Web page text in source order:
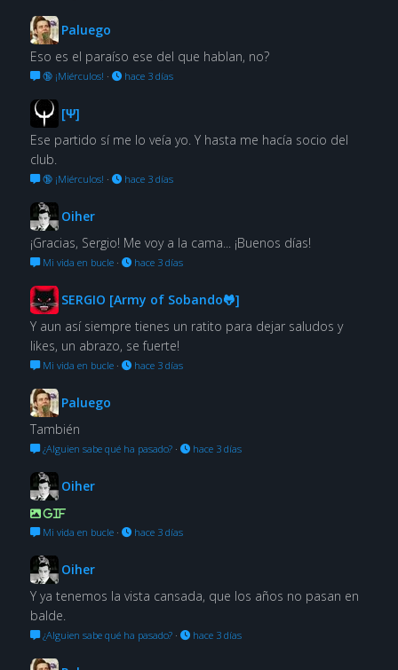
Paluego
Eso es el paraíso ese del que hablan, no?
🔞 ¡Miérculos! · hace 3 días
[Ψ]
Ese partido sí me lo veía yo. Y hasta me hacía socio del
club.
🔞 ¡Miérculos! · hace 3 días
Oiher
¡Gracias, Sergio! Me voy a la cama... ¡Buenos días!
Mi vida en bucle· hace 3 días
SERGIO [Army of Sobando🐸]
Y aun así siempre tienes un ratito para dejar saludos y
likes, un abrazo, se fuerte!
Mi vida en bucle· hace 3 días
Paluego
También
¿Alguien sabe qué ha pasado?· hace 3 días
Oiher
GIF
Mi vida en bucle· hace 3 días
Oiher
Y ya tenemos la vista cansada, que los años no pasan en
balde.
¿Alguien sabe qué ha pasado?· hace 3 días